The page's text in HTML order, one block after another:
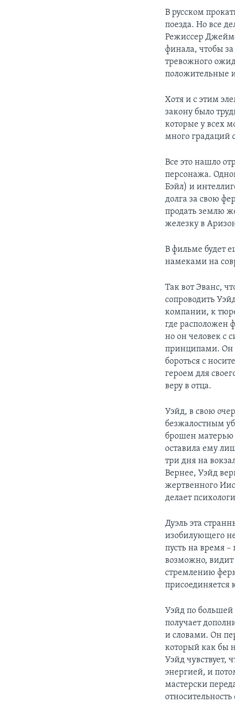
В русском
поезда. Но все
Режиссер
финала, чтобы
тревожного
положительные
Хотя и с этим
закону было
которые у всех
много градаций
Все это нашло
персонажа.
Бэйл) и
долга за свою
продать землю
железку в
В фильме будет
намеками на
Так вот Эванс,
сопроводить
компании, к
где расположен
но он человек
принципами. Он
бороться с
героем для
веру в отца.
Уэйд, в свою
безжалостным
брошен матерью
оставила ему
три дня на
Вернее, Уэйд
жертвенного
делает
Дуэль эта
изобилующего
пусть на время
возможно, видит
стремлению
присоединяется
Уэйд по большей
получает
и словами. Он
который как бы
Уэйд чувствует,
энергией, и
мастерски